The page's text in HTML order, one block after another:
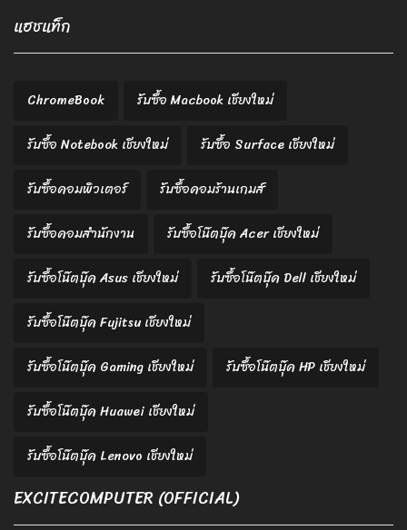
แฮชแท็ก
ChromeBook
รับซื้อ Macbook เชียงใหม่
รับซื้อ Notebook เชียงใหม่
รับซื้อ Surface เชียงใหม่
รับซื้อคอมพิวเตอร์
รับซื้อคอมร้านเกมส์
รับซื้อคอมสำนักงาน
รับซื้อโน๊ตบุ๊ค Acer เชียงใหม่
รับซื้อโน๊ตบุ๊ค Asus เชียงใหม่
รับซื้อโน๊ตบุ๊ค Dell เชียงใหม่
รับซื้อโน๊ตบุ๊ค Fujitsu เชียงใหม่
รับซื้อโน๊ตบุ๊ค Gaming เชียงใหม่
รับซื้อโน๊ตบุ๊ค HP เชียงใหม่
รับซื้อโน๊ตบุ๊ค Huawei เชียงใหม่
รับซื้อโน๊ตบุ๊ค Lenovo เชียงใหม่
EXCITECOMPUTER (OFFICIAL)